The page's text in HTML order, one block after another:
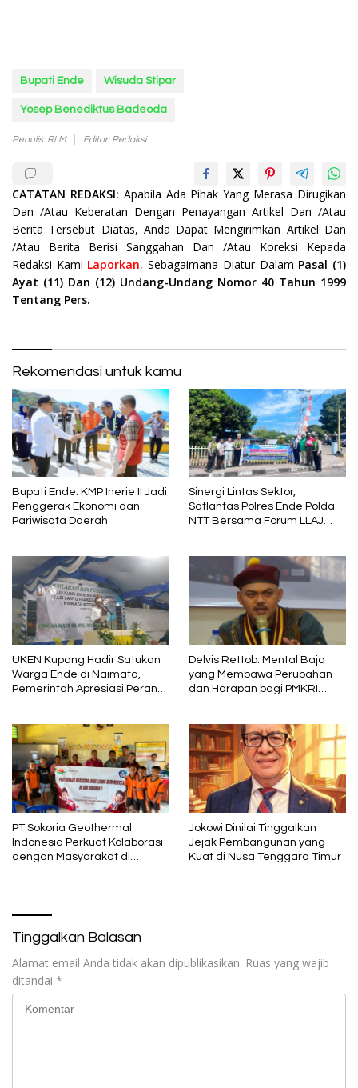
Bupati Ende Wisuda Stipar
Yosep Benediktus Badeoda
Penulis: RLM Editor: Redaksi
CATATAN REDAKSI: Apabila Ada Pihak Yang Merasa Dirugikan
Dan /Atau Keberatan Dengan Penayangan Artikel Dan /Atau
Berita Tersebut Diatas, Anda Dapat Mengirimkan Artikel Dan
/Atau Berita Berisi Sanggahan Dan /Atau Koreksi Kepada
Redaksi Kami Laporkan, Sebagaimana Diatur Dalam Pasal (1)
Ayat (11) Dan (12) Undang-Undang Nomor 40 Tahun 1999
Tentang Pers.
Rekomendasi untuk kamu
Bupati Ende: KMP Inerie II Jadi
Penggerak Ekonomi dan
Pariwisata Daerah
Sinergi Lintas Sektor,
Satlantas Polres Ende Polda
NTT Bersama Forum LLAJ
UKEN Kupang Hadir Satukan
Warga Ende di Naimata,
Pemerintah Apresiasi Peran
Delvis Rettob: Mental Baja
yang Membawa Perubahan
dan Harapan bagi PMKRI
PT Sokoria Geothermal
Indonesia Perkuat Kolaborasi
dengan Masyarakat di
Jokowi Dinilai Tinggalkan
Jejak Pembangunan yang
Kuat di Nusa Tenggara Timur
Tinggalkan Balasan
Alamat email Anda tidak akan dipublikasikan. Ruas yang wajib
ditandai *